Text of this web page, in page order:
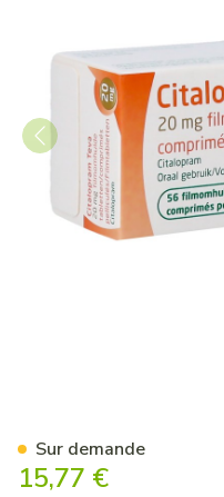
15,77 €
Sur demande